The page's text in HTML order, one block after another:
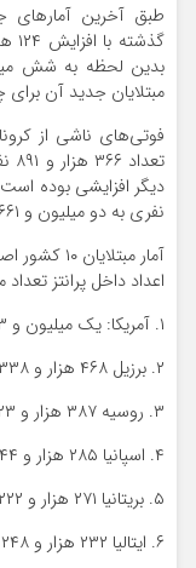
مبتلایان جدید آن
نفری به دو میلیون و ۶۶۱ هزار و ۱۶۳ نفر رسیده است.
آمار
اعداد داخل پرانتز
۱. آمریکا: یک میلیون و ۷۹۳ هزار و ۵۳۰ نفر (۲۵ هزار و ۶۹ نفر)
۲. برزیل ۴۶۸ هزار و ۳۳۸ نفر (۲۹ هزار و ۵۲۶ نفر)
۳. روسیه ۳۸۷ هزار و ۶۲۳ نفر (هشت هزار و ۵۷۲ نفر )
۴. اسپانیا ۲۸۵ هزار و ۶۴۴ نفر (۶۵۸ نفر)
۵. بریتانیا ۲۷۱ هزار و ۲۲۲ نفر (دو هزار و ۹۵ نفر)
۶. ایتالیا ۲۳۲ هزار و ۲۴۸ نفر (۵۱۶ نفر)